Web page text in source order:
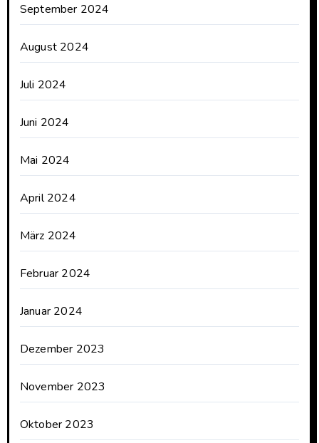
September 2024
August 2024
Juli 2024
Juni 2024
Mai 2024
April 2024
März 2024
Februar 2024
Januar 2024
Dezember 2023
November 2023
Oktober 2023